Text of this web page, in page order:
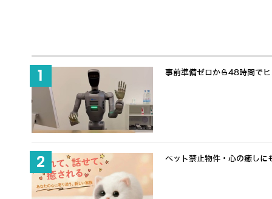
事前準備ゼロから48時間で
ペット禁止物件・心の癒し